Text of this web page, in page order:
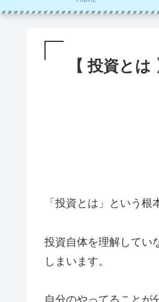
【 投資と
「投資とは」という根
投資自体を理解してい
しまいます。